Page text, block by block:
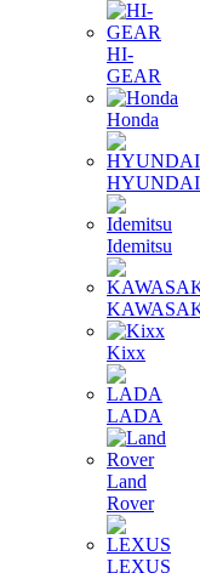
HI-
GEAR
Honda
Idemitsu
Kixx
LADA
Land
Rover
LEXUS